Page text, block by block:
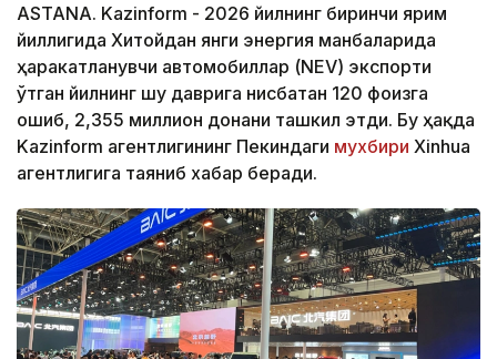
ASTANA. Kazinform - 2026 йилнинг биринчи ярим
йиллигида Хитойдан янги энергия манбаларида
ҳаракатланувчи автомобиллар (NEV) экспорти
ўтган йилнинг шу даврига нисбатан 120 фоизга
ошиб, 2,355 миллион донани ташкил этди. Бу ҳақда
Kazinform агентлигининг Пекиндаги мухбири Xinhua
агентлигига таяниб хабар беради.